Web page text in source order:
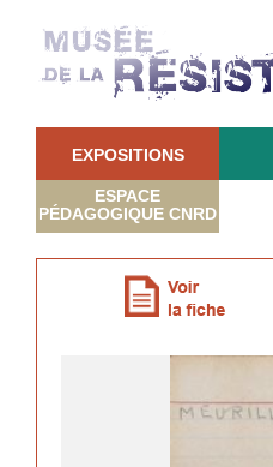
EXPOSITIONS
ESPACE
PÉDAGOGIQUE CNRD